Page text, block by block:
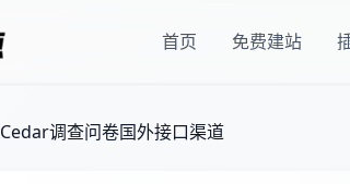
首页 免费建站
Cedar调查问卷国外接口渠道